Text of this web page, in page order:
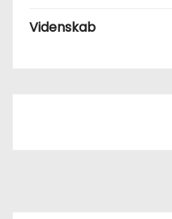
Videnskab